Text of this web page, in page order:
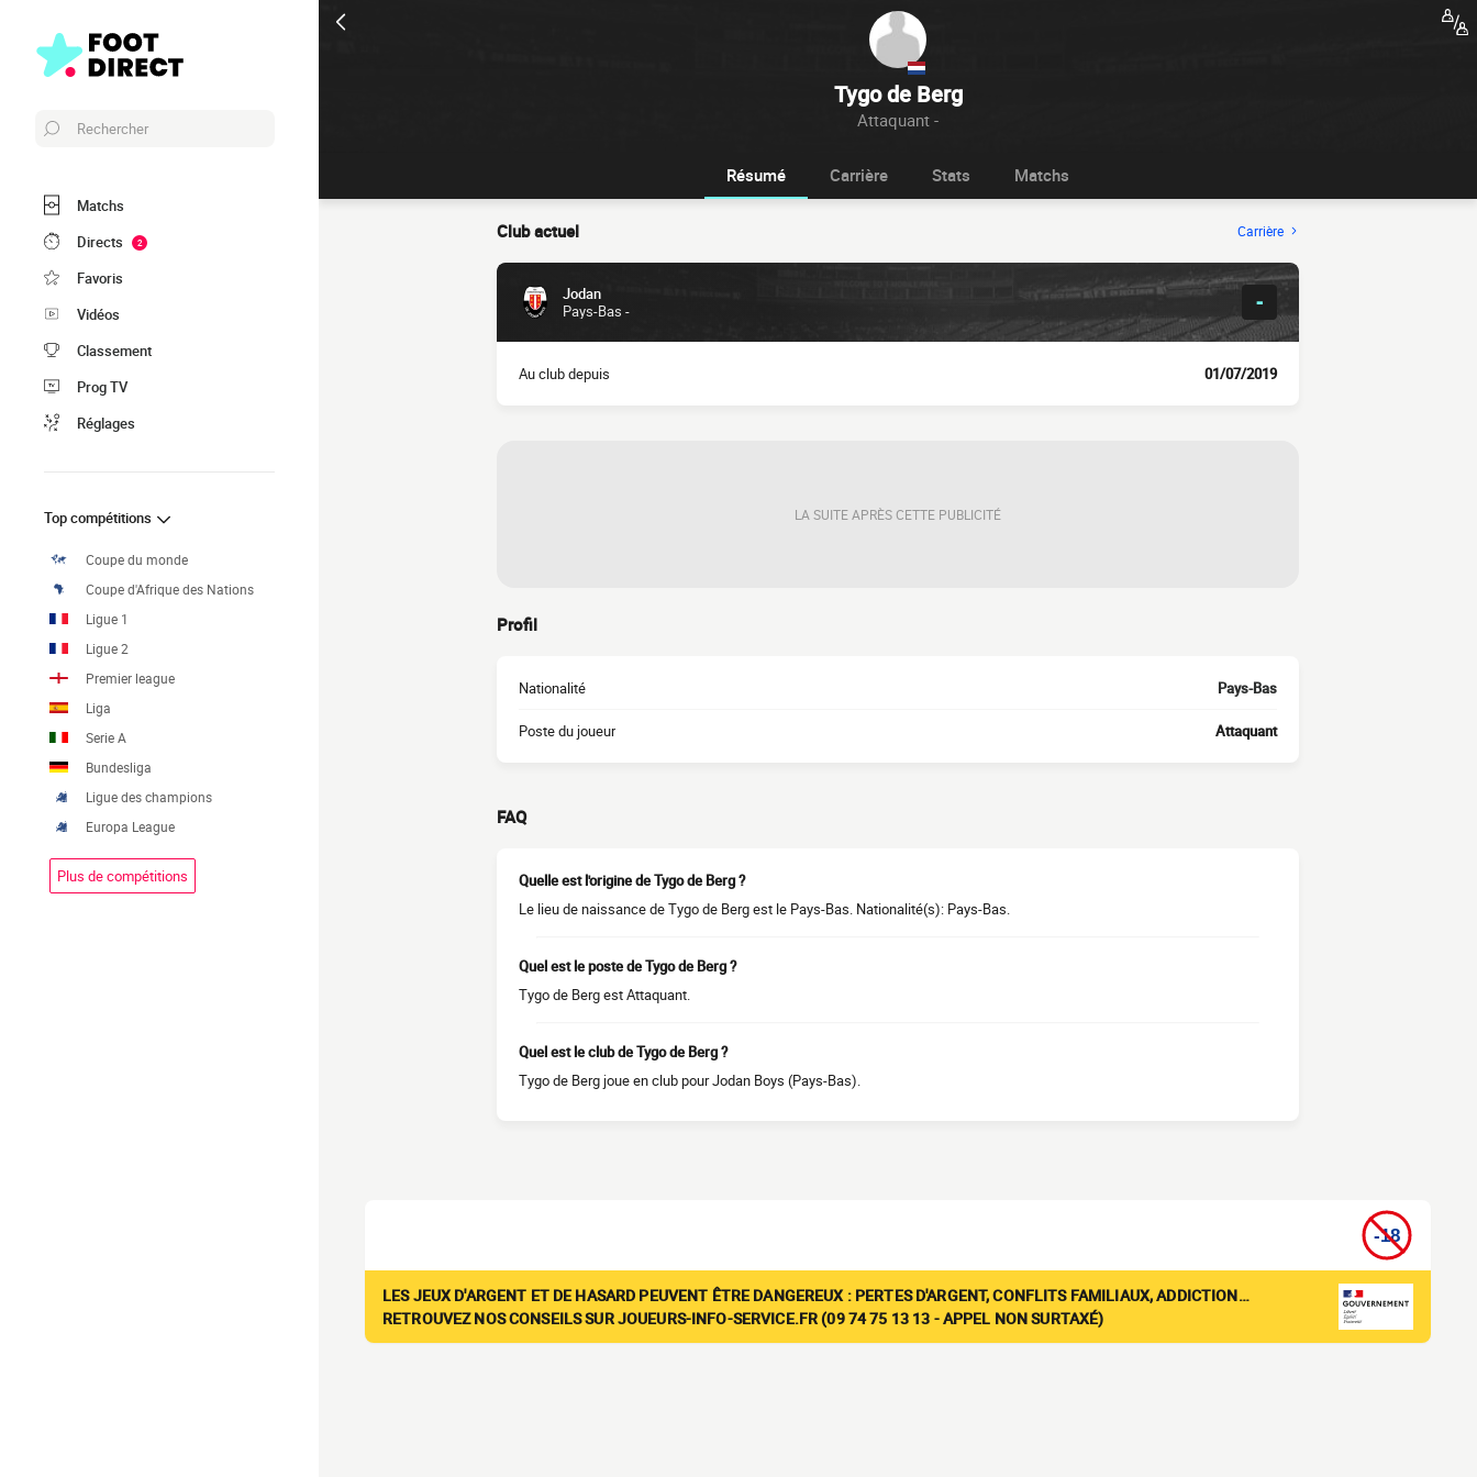
Tygo de Berg
Attaquant -
Rechercher
Matchs
Directs
2
Favoris
Vidéos
Classement
Prog TV
Réglages
Top compétitions
Coupe du monde
Coupe d'Afrique des Nations
Ligue 1
Ligue 2
Premier league
Liga
Serie A
Bundesliga
Ligue des champions
Europa League
Plus de compétitions
Résumé Carrière Stats Matchs
Club actuel Carrière
Jodan
Pays-Bas -
-
Au club depuis 01/07/2019
LA SUITE APRÈS CETTE PUBLICITÉ
Profil
Nationalité Pays-Bas
Poste du joueur Attaquant
FAQ
Quelle est l'origine de Tygo de Berg ?
Le lieu de naissance de Tygo de Berg est le Pays-Bas. Nationalité(s): Pays-Bas.
Quel est le poste de Tygo de Berg ?
Tygo de Berg est Attaquant.
Quel est le club de Tygo de Berg ?
Tygo de Berg joue en club pour Jodan Boys (Pays-Bas).
LES JEUX D'ARGENT ET DE HASARD PEUVENT ÊTRE DANGEREUX : PERTES D'ARGENT, CONFLITS FAMILIAUX, ADDICTION…
RETROUVEZ NOS CONSEILS SUR JOUEURS-INFO-SERVICE.FR (09 74 75 13 13 - APPEL NON SURTAXÉ)